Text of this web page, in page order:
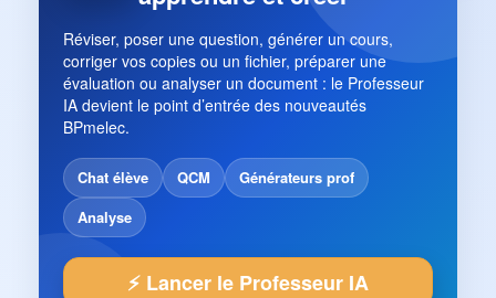
Réviser, poser une question, générer un cours,
corriger vos copies ou un fichier, préparer une
évaluation ou analyser un document : le Professeur
IA devient le point d’entrée des nouveautés
BPmelec.
Chat élève QCM
Générateurs prof
Analyse
⚡ Lancer le Professeur IA